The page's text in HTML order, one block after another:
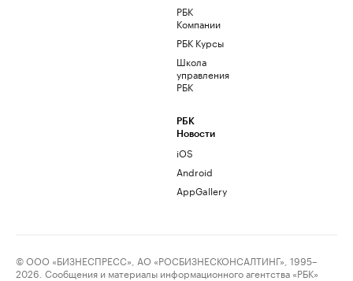
РБК
Компании
РБК Курсы
Школа
управления
РБК
РБК
Новости
iOS
Android
AppGallery
© ООО «БИЗНЕСПРЕСС», АО «РОСБИЗНЕСКОНСАЛТИНГ», 1995–
2026. Сообщения и материалы информационного агентства «РБК»